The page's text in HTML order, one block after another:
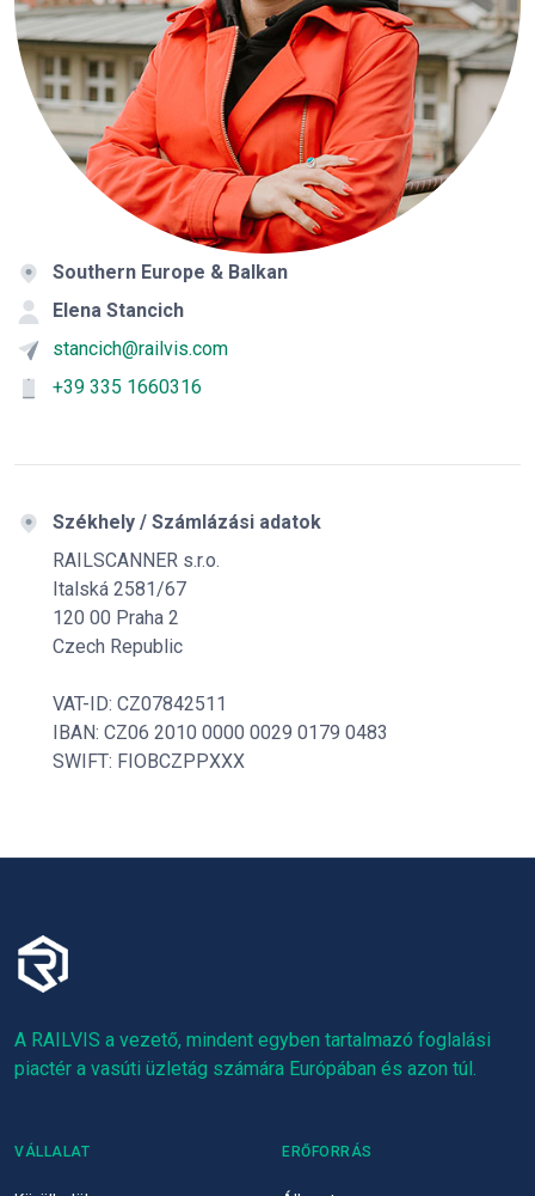
Southern Europe & Balkan
Elena Stancich
stancich@railvis.com
+39 335 1660316
Székhely / Számlázási adatok
RAILSCANNER s.r.o.
Italská 2581/67
120 00 Praha 2
Czech Republic
VAT-ID: CZ07842511
IBAN: CZ06 2010 0000 0029 0179 0483
SWIFT: FIOBCZPPXXX
A RAILVIS a vezető, mindent egyben tartalmazó foglalási
piactér a vasúti üzletág számára Európában és azon túl.
VÁLLALAT ERŐFORRÁS